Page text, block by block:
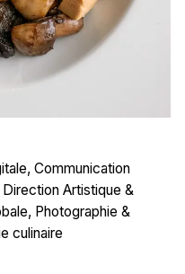
Communication
Direction Artistique &
Photographie &
culinaire